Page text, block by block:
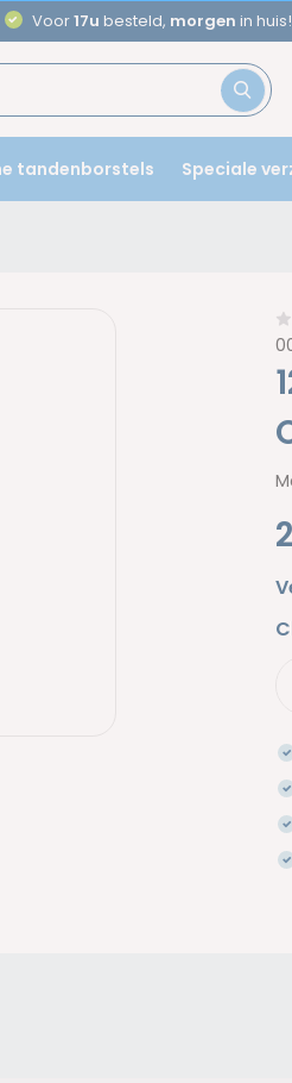
Voor17u besteld, morgen in huis!
tandenborstels Speciale
0